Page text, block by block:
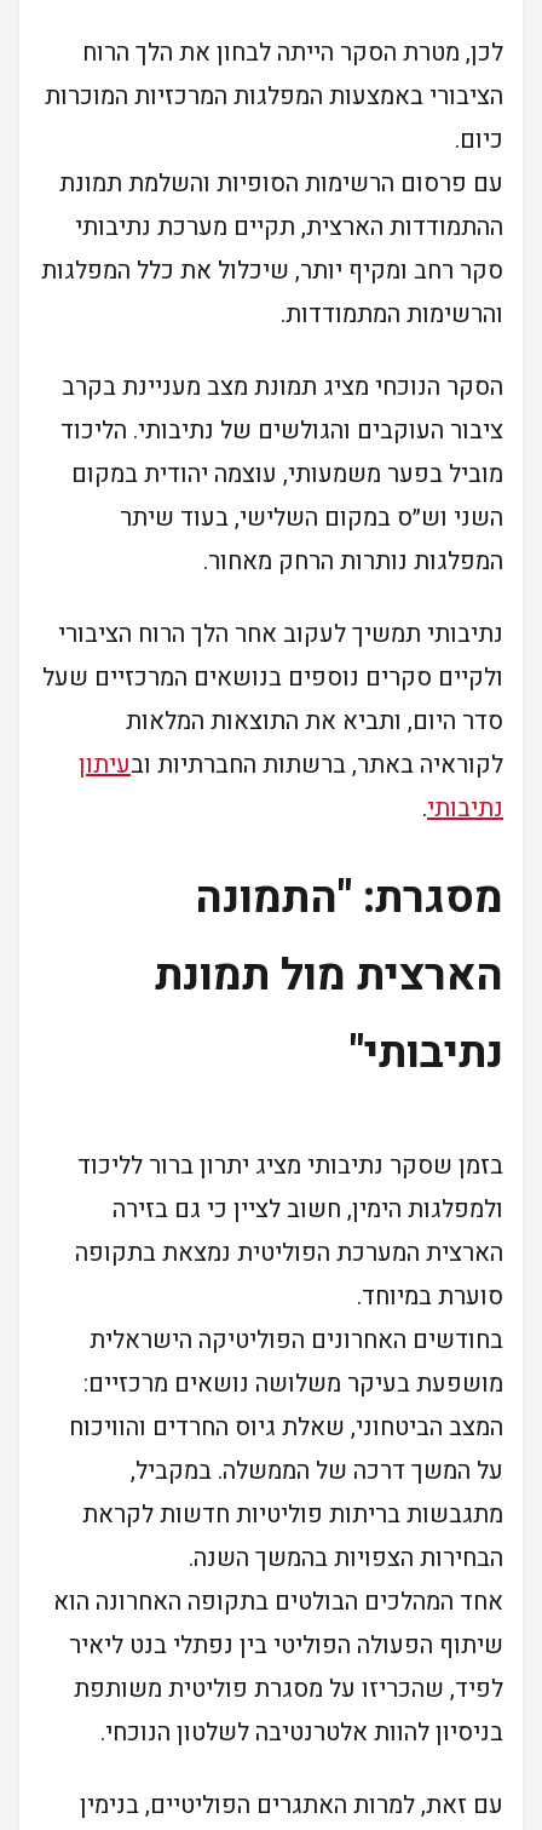
לכן, מטרת הסקר הייתה לבחון את הלך הרוח
הציבורי באמצעות המפלגות המרכזיות המוכרות
כיום.
עם פרסום הרשימות הסופיות והשלמת תמונת
ההתמודדות הארצית, תקיים מערכת נתיבותי
סקר רחב ומקיף יותר, שיכלול את כלל המפלגות
והרשימות המתמודדות.
הסקר הנוכחי מציג תמונת מצב מעניינת בקרב
ציבור העוקבים והגולשים של נתיבותי. הליכוד
מוביל בפער משמעותי, עוצמה יהודית במקום
השני וש״ס במקום השלישי, בעוד שיתר
המפלגות נותרות הרחק מאחור.
נתיבותי תמשיך לעקוב אחר הלך הרוח הציבורי
ולקיים סקרים נוספים בנושאים המרכזיים שעל
סדר היום, ותביא את התוצאות המלאות
לקוראיה באתר, ברשתות החברתיות ובעיתון
נתיבותי.
מסגרת: "התמונה
הארצית מול תמונת
נתיבותי"
בזמן שסקר נתיבותי מציג יתרון ברור לליכוד
ולמפלגות הימין, חשוב לציין כי גם בזירה
הארצית המערכת הפוליטית נמצאת בתקופה
סוערת במיוחד.
בחודשים האחרונים הפוליטיקה הישראלית
מושפעת בעיקר משלושה נושאים מרכזיים:
המצב הביטחוני, שאלת גיוס החרדים והוויכוח
על המשך דרכה של הממשלה. במקביל,
מתגבשות בריתות פוליטיות חדשות לקראת
הבחירות הצפויות בהמשך השנה.
אחד המהלכים הבולטים בתקופה האחרונה הוא
שיתוף הפעולה הפוליטי בין נפתלי בנט ליאיר
לפיד, שהכריזו על מסגרת פוליטית משותפת
בניסיון להוות אלטרנטיבה לשלטון הנוכחי.
עם זאת, למרות האתגרים הפוליטיים, בנימין